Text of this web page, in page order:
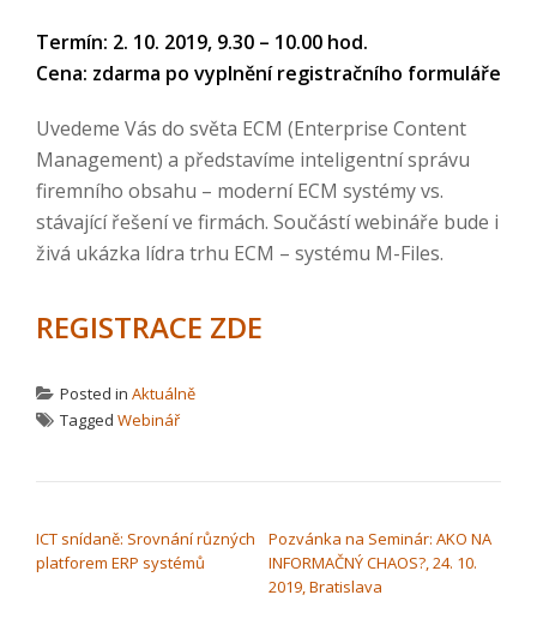
Termín: 2. 10. 2019, 9.30 – 10.00 hod.
Cena: zdarma po vyplnění registračního formuláře
Uvedeme Vás do světa ECM (Enterprise Content
Management) a představíme inteligentní správu
firemního obsahu – moderní ECM systémy vs.
stávající řešení ve firmách. Součástí webináře bude i
živá ukázka lídra trhu ECM – systému M-Files.
REGISTRACE ZDE
Posted in Aktuálně
Tagged Webinář
ICT snídaně: Srovnání různých
platforem ERP systémů
Pozvánka na Seminár: AKO NA
INFORMAČNÝ CHAOS?, 24. 10.
2019, Bratislava